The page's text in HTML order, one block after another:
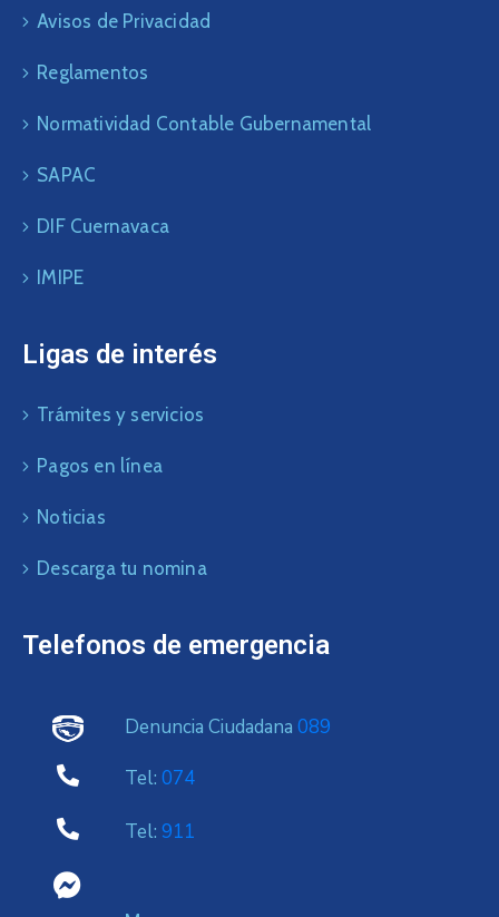
Avisos de Privacidad
Reglamentos
Normatividad Contable Gubernamental
SAPAC
DIF Cuernavaca
IMIPE
Ligas de interés
Trámites y servicios
Pagos en línea
Noticias
Descarga tu nomina
Telefonos de emergencia
Denuncia Ciudadana 089
Tel: 074
Tel: 911